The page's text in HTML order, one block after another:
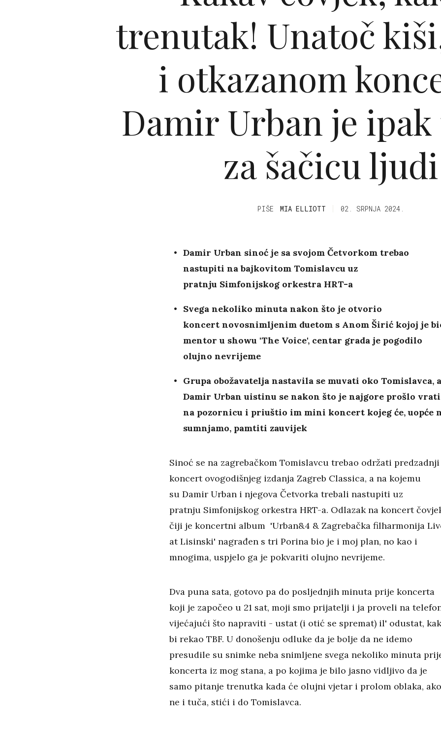
trenutak! Unatoč
i otkazanom
Damir Urban je ipak
za šačicu ljudi
PIŠE MIA ELLIOTT 02. SRPNJA 2024.
Damir Urban sinoć je sa svojom Četvorkom trebao
nastupiti na bajkovitom Tomislavcu uz
pratnju Simfonijskog orkestra HRT-a
Svega nekoliko minuta nakon što je otvorio
koncert novosnimljenim duetom s Anom Širić kojoj je
mentor u showu 'The Voice', centar grada je pogodilo
olujno nevrijeme
Grupa obožavatelja nastavila se muvati oko Tomislavca, a
Damir Urban uistinu se nakon što je najgore prošlo
na pozornicu i priuštio im mini koncert kojeg će, uopće
sumnjamo, pamtiti zauvijek
Sinoć se na zagrebačkom Tomislavcu trebao održati predzadnji
koncert ovogodišnjeg izdanja Zagreb Classica, a na kojemu
su Damir Urban i njegova Četvorka trebali nastupiti uz
pratnju Simfonijskog orkestra HRT-a. Odlazak na koncert
čiji je koncertni album 'Urban&4 & Zagrebačka filharmonija
at Lisinski' nagrađen s tri Porina bio je i moj plan, no kao i
mnogima, uspjelo ga je pokvariti olujno nevrijeme.
Dva puna sata, gotovo pa do posljednjih minuta prije koncerta
koji je započeo u 21 sat, moji smo prijatelji i ja proveli na
vijećajući što napraviti - ustat (i otić se spremat) il' odustat,
bi rekao TBF. U donošenju odluke da je bolje da ne idemo
presudile su snimke neba snimljene svega nekoliko minuta
koncerta iz mog stana, a po kojima je bilo jasno vidljivo da je
samo pitanje trenutka kada će olujni vjetar i prolom oblaka, ako
ne i tuča, stići i do Tomislavca.